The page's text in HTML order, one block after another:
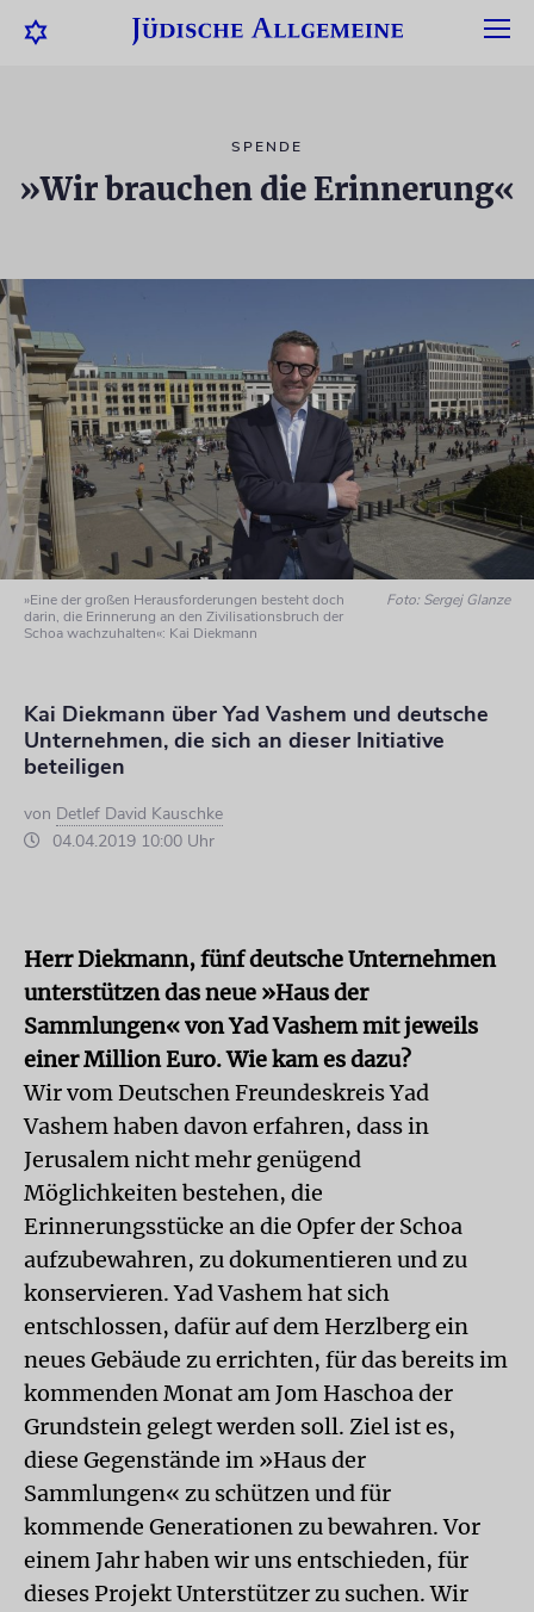
SPENDE
»Wir brauchen die Erinnerung«
»Eine der großen Herausforderungen besteht doch
darin, die Erinnerung an den Zivilisationsbruch der
Schoa wachzuhalten«: Kai Diekmann
Foto: Sergej Glanze
Kai Diekmann über Yad Vashem und deutsche
Unternehmen, die sich an dieser Initiative
beteiligen
von Detlef David Kauschke
04.04.2019 10:00 Uhr
Herr Diekmann, fünf deutsche Unternehmen
unterstützen das neue »Haus der
Sammlungen« von Yad Vashem mit jeweils
einer Million Euro. Wie kam es dazu?
Wir vom Deutschen Freundeskreis Yad
Vashem haben davon erfahren, dass in
Jerusalem nicht mehr genügend
Möglichkeiten bestehen, die
Erinnerungsstücke an die Opfer der Schoa
aufzubewahren, zu dokumentieren und zu
konservieren. Yad Vashem hat sich
entschlossen, dafür auf dem Herzlberg ein
neues Gebäude zu errichten, für das bereits im
kommenden Monat am Jom Haschoa der
Grundstein gelegt werden soll. Ziel ist es,
diese Gegenstände im »Haus der
Sammlungen« zu schützen und für
kommende Generationen zu bewahren. Vor
einem Jahr haben wir uns entschieden, für
dieses Projekt Unterstützer zu suchen. Wir